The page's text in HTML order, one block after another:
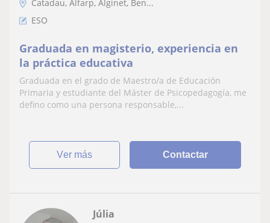
Catadau, Alfarp, Alginet, Ben...
ESO
Graduada en magisterio, experiencia en
la práctica educativa
Graduada en el grado de Maestro/a de Educación
Primaria y estudiante del Máster de Psicopedagogía, me
defino como una persona responsable,...
ver más Contactar
Júlia